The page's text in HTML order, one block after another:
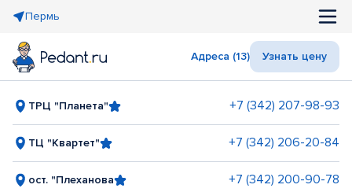
Пермь
Адреса (13) Узнать цену
ТРЦ "Планета" +7 (342) 207-98-93
ТЦ "Квартет" +7 (342) 206-20-84
ост. "Плеханова +7 (342) 200-90-78